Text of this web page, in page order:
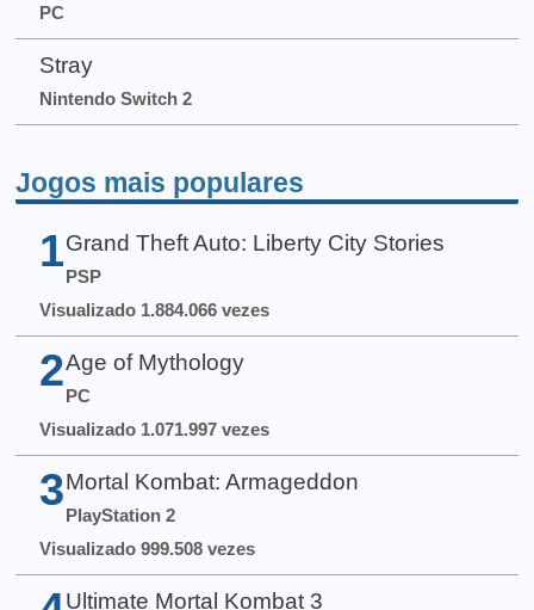
PC
Stray
Nintendo Switch 2
Jogos mais populares
1 Grand Theft Auto: Liberty City Stories
PSP
Visualizado 1.884.066 vezes
2 Age of Mythology
PC
Visualizado 1.071.997 vezes
3 Mortal Kombat: Armageddon
PlayStation 2
Visualizado 999.508 vezes
Ultimate Mortal Kombat 3